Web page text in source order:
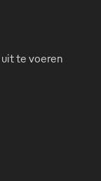
te voeren